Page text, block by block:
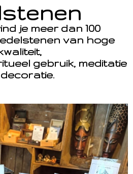
je meer dan 100
van hoge
gebruik, meditatie